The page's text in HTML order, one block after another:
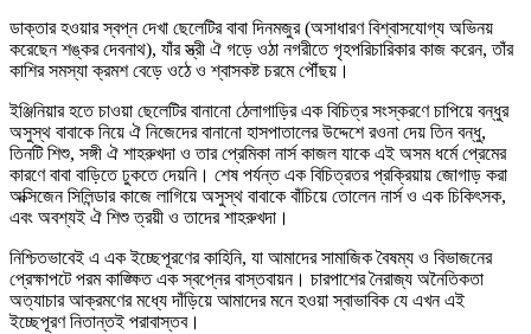
ডাক্তার হওয়ার স্বপ্ন দেখা ছেলেটির বাবা দিনমজুর (অসাধারণ বিশ্বাসযোগ্য অভিনয়
করেছেন শঙ্কর দেবনাথ), যাঁর স্ত্রী ঐ গড়ে ওঠা নগরীতে গৃহপরিচারিকার কাজ করেন, তাঁর
কাশির সমস্যা ক্রমশ বেড়ে ওঠে ও শ্বাসকষ্ট চরমে পৌঁছয়।
ইঞ্জিনিয়ার হতে চাওয়া ছেলেটির বানানো ঠেলাগাড়ির এক বিচিত্র সংস্করণে চাপিয়ে বন্ধুর
অসুস্থ বাবাকে নিয়ে ঐ নিজেদের বানানো হাসপাতালের উদ্দেশে রওনা দেয় তিন বন্ধু,
তিনটি শিশু, সঙ্গী ঐ শাহরুখদা ও তার প্রেমিকা নার্স কাজল যাকে এই অসম ধর্মে প্রেমের
কারণে বাবা বাড়িতে ঢুকতে দেয়নি। শেষ পর্যন্ত এক বিচিত্রতর প্রক্রিয়ায় জোগাড় করা
অক্সিজেন সিলিন্ডার কাজে লাগিয়ে অসুস্থ বাবাকে বাঁচিয়ে তোলেন নার্স ও এক চিকিৎসক,
এবং অবশ্যই ঐ শিশু ত্রয়ী ও তাদের শাহরুখদা।
নিশ্চিতভাবেই এ এক ইচ্ছেপূরণের কাহিনি, যা আমাদের সামাজিক বৈষম্য ও বিভাজনের
প্রেক্ষাপটে পরম কাঙ্ক্ষিত এক স্বপ্নের বাস্তবায়ন। চারপাশের নৈরাজ্য অনৈতিকতা
অত্যাচার আক্রমণের মধ্যে দাঁড়িয়ে আমাদের মনে হওয়া স্বাভাবিক যে এখন এই
ইচ্ছেপূরণ নিতান্তই পরাবাস্তব।